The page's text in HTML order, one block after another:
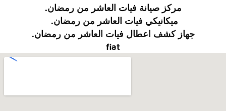
مركز صيانة فيات العاشر من رمضان.
ميكانيكي فيات العاشر من رمضان.
جهاز كشف اعطال فيات العاشر من رمضان.
fiat